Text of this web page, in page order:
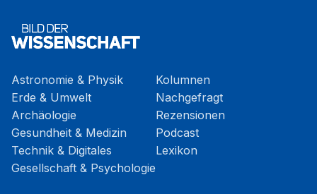
Astronomie & Physik
Erde & Umwelt
Archäologie
Gesundheit & Medizin
Technik & Digitales
Gesellschaft & Psychologie
Kolumnen
Nachgefragt
Rezensionen
Podcast
Lexikon